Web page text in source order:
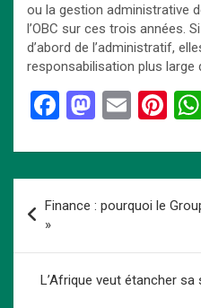
ou la gestion administrative
l’OBC sur ces trois années.
d’abord de l’administratif,
responsabilisation plus large
F
ce
o
o
k
M
st
d
o
n
E
ail
Pi
er
es
t
de
l’article
Finance : pourquoi le
»
L’Afrique veut étancher